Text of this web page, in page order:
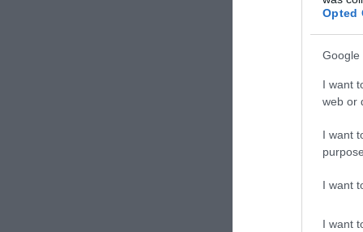
Opted
Google
I want
web or
I want
I want
I want